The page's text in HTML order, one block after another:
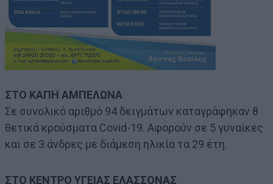
ΣΤΟ ΚΑΠΗ ΑΜΠΕΛΩΝΑ
Σε συνολικό αριθμό 94 δειγμάτων καταγράφηκαν 8
θετικά κρούσματα Covid-19. Αφορούν σε 5 γυναίκες
και σε 3 άνδρες με διάμεση ηλικία τα 29 έτη.
ΣΤΟ ΚΕΝΤΡΟ ΥΓΕΙΑΣ ΕΛΑΣΣΟΝΑΣ